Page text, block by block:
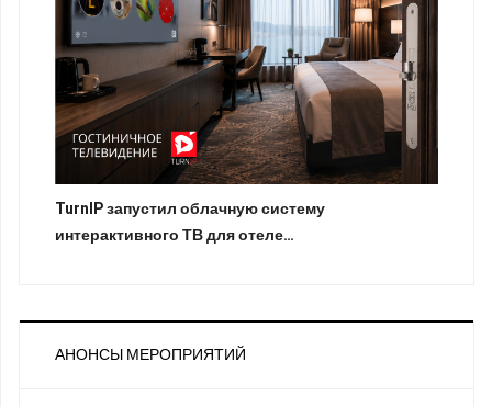
TurnIP запустил облачную систему
интерактивного ТВ для отеле…
АНОНСЫ МЕРОПРИЯТИЙ